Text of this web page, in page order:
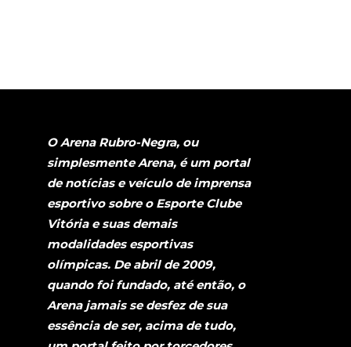
O Arena Rubro-Negra, ou
simplesmente Arena, é um portal
de notícias e veículo de imprensa
esportivo sobre o Esporte Clube
Vitória e suas demais
modalidades esportivas
olímpicas. De abril de 2009,
quando foi fundado, até então, o
Arena jamais se desfez de sua
essência de ser, acima de tudo,